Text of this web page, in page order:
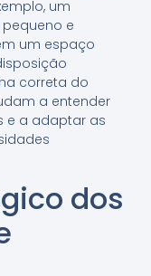
um
e
um espaço
correta do
a entender
e a adaptar as
dos